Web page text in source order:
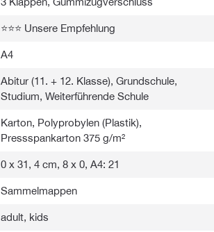
⭐⭐⭐ Unsere Empfehlung
A4
Abitur (11. + 12. Klasse), Grundschule,
Studium, Weiterführende Schule
Karton, Polyprobylen (Plastik),
Pressspankarton 375 g/m²
0 x 31, 4 cm, 8 x 0, A4: 21
Sammelmappen
adult, kids